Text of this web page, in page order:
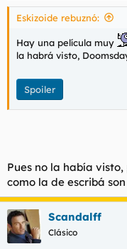
Eskizoide rebuznó:
Hay una película muy
la habrá visto,
Spoiler
Pues no la había
como la de escribá
Scandalff
Clásico